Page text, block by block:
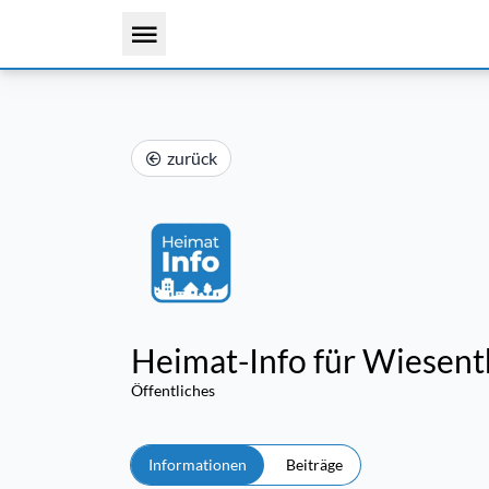
zurück
Heimat-Info für
Öffentliches
Informationen Beiträge